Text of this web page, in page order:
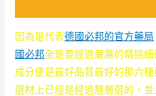
因為是代表德國必邦的官方藥局
國必邦全是要經過嚴厲的精挑
成分便是最好品質最好的那六
選材上已經是經過層層選的，